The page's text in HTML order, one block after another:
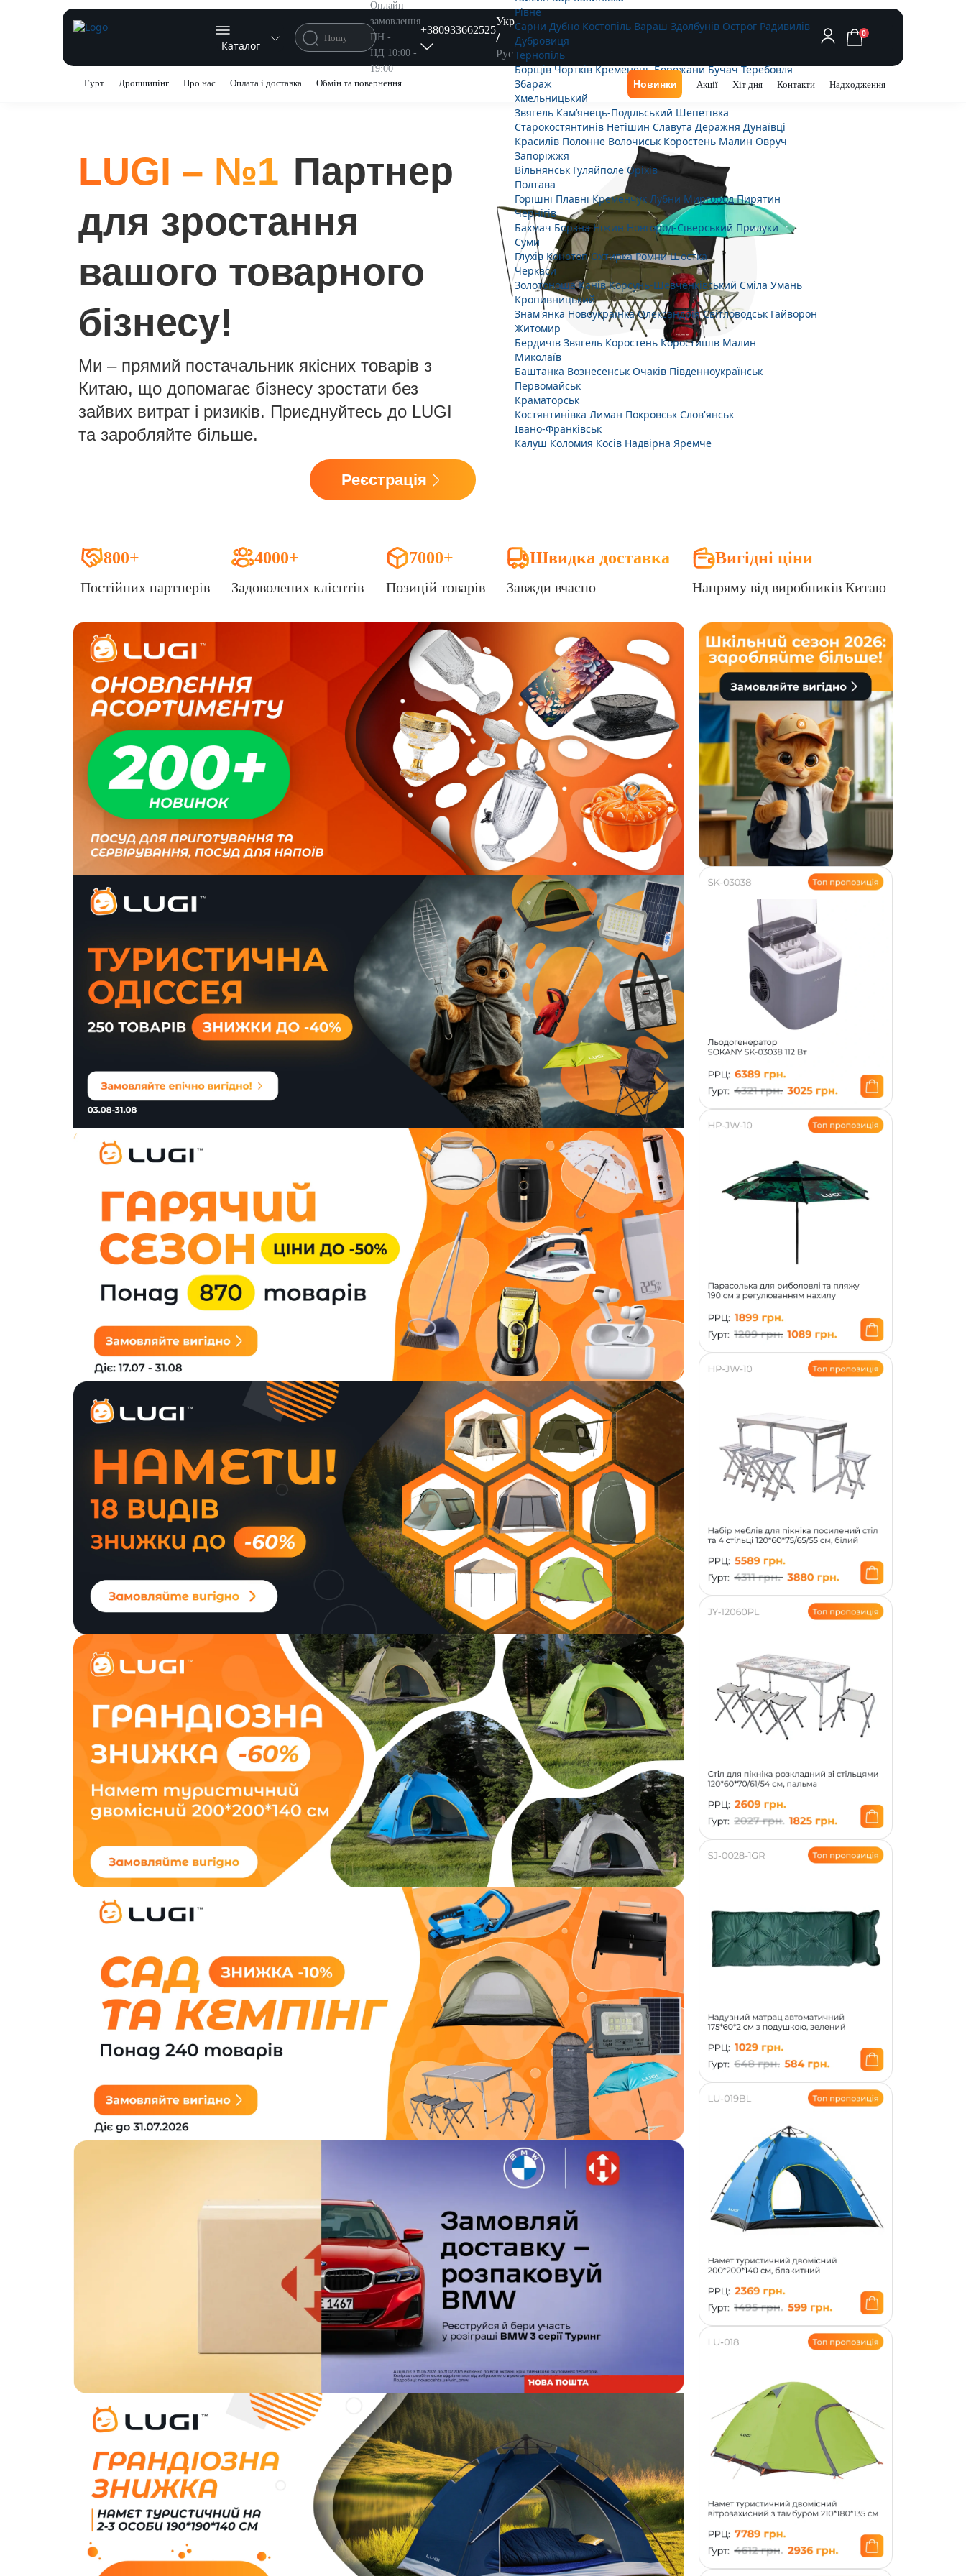
Каталог
Онлайн
замовлення
ПН -
НД 10:00 -
19:00
+380933662525
Укр
/
Рус
Рівне
Сарни Дубно Костопіль Вараш Здолбунів Острог Радивилів
Дубровиця
Тернопіль
Борщів Чортків Кременець Бережани Бучач Теребовля
Збараж
Хмельницький
Звягель Кам’янець-Подільський Шепетівка
Старокостянтинів Нетішин Славута Деражня Дунаївці
Красилів Полонне Волочиськ Коростень Малин Овруч
Запоріжжя
Вільнянськ Гуляйполе Оріхів
Полтава
Горішні Плавні Кременчук Лубни Миргород Пирятин
Чернігів
Бахмач Борзна Ніжин Новгород-Сіверський Прилуки
Суми
Глухів Конотоп Охтирка Ромни Шостка
Черкаси
Золотоноша Канів Корсунь-Шевченківський Сміла Умань
Кропивницький
Знам'янка Новоукраїнка Олександрія Світловодськ Гайворон
Житомир
Бердичів Звягель Коростень Коростишів Малин
Миколаїв
Баштанка Вознесенськ Очаків Південноукраїнськ
Первомайськ
Краматорськ
Костянтинівка Лиман Покровськ Слов'янськ
Івано-Франківськ
Калуш Коломия Косів Надвірна Яремче
0
Гурт Дропшипінг Про нас Оплата і доставка Обмін та повернення Новинки Акції Хіт дня Контакти Надходження
LUGI – №1 Партнер
для зростання
вашого товарного
бізнесу!
Ми – прямий постачальник якісних товарів з
Китаю, що допомагає бізнесу зростати без
зайвих витрат і ризиків. Приєднуйтесь до LUGI
та заробляйте більше.
Реєстрація
800+
Постійних партнерів
4000+
Задоволених клієнтів
7000+
Позицій товарів
Швидка доставка
Завжди вчасно
Вигідні ціни
Напряму від виробників Китаю